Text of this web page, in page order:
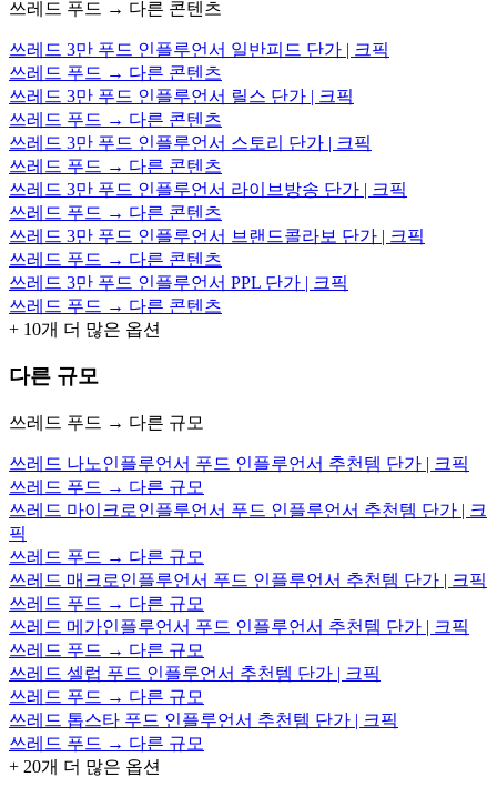
쓰레드 푸드 → 다른 콘텐츠
쓰레드 3만 푸드 인플루언서 일반피드 단가 | 크픽
쓰레드 푸드 → 다른 콘텐츠
쓰레드 3만 푸드 인플루언서 릴스 단가 | 크픽
쓰레드 푸드 → 다른 콘텐츠
쓰레드 3만 푸드 인플루언서 스토리 단가 | 크픽
쓰레드 푸드 → 다른 콘텐츠
쓰레드 3만 푸드 인플루언서 라이브방송 단가 | 크픽
쓰레드 푸드 → 다른 콘텐츠
쓰레드 3만 푸드 인플루언서 브랜드콜라보 단가 | 크픽
쓰레드 푸드 → 다른 콘텐츠
쓰레드 3만 푸드 인플루언서 PPL 단가 | 크픽
쓰레드 푸드 → 다른 콘텐츠
+ 10개 더 많은 옵션
다른 규모
쓰레드 푸드 → 다른 규모
쓰레드 나노인플루언서 푸드 인플루언서 추천템 단가 | 크픽
쓰레드 푸드 → 다른 규모
쓰레드 마이크로인플루언서 푸드 인플루언서 추천템 단가 | 크
픽
쓰레드 푸드 → 다른 규모
쓰레드 매크로인플루언서 푸드 인플루언서 추천템 단가 | 크픽
쓰레드 푸드 → 다른 규모
쓰레드 메가인플루언서 푸드 인플루언서 추천템 단가 | 크픽
쓰레드 푸드 → 다른 규모
쓰레드 셀럽 푸드 인플루언서 추천템 단가 | 크픽
쓰레드 푸드 → 다른 규모
쓰레드 톱스타 푸드 인플루언서 추천템 단가 | 크픽
쓰레드 푸드 → 다른 규모
+ 20개 더 많은 옵션